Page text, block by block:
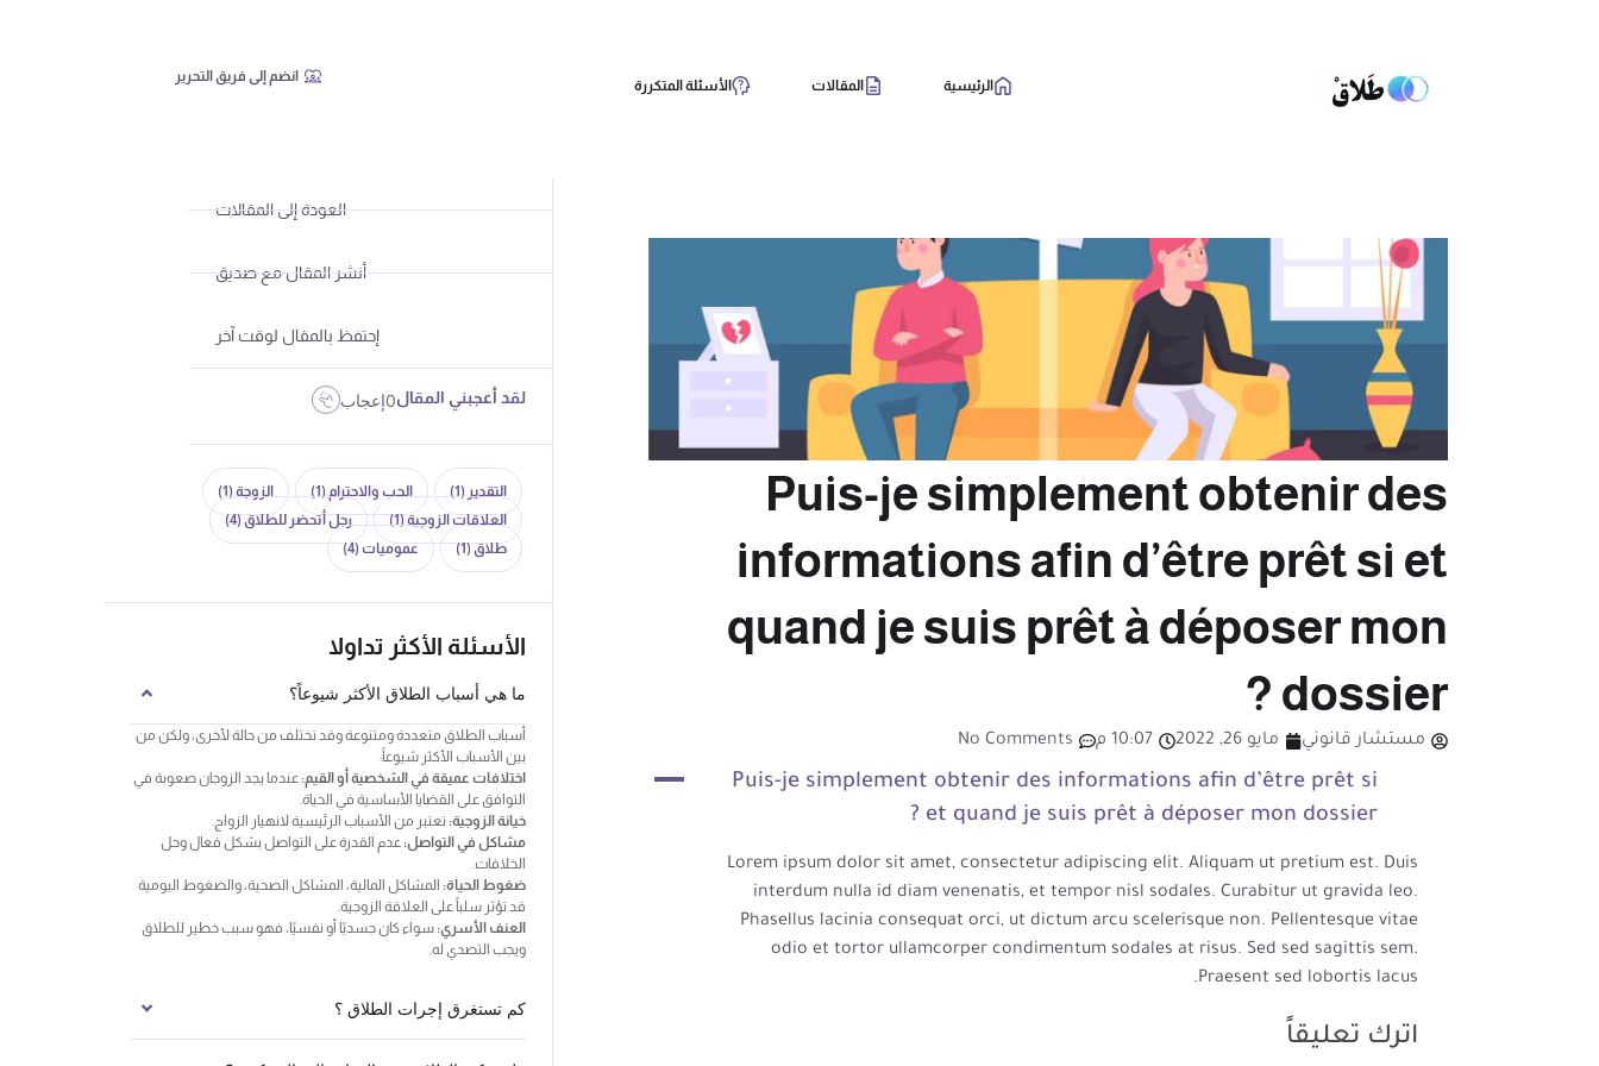
الرئيسية المقالات الأسئلة المتكررة
انضم إلى فريق التحرير
Puis-je simplement obtenir des
informations afin d’être prêt si et
quand je suis prêt à déposer mon
dossier ?
مستشار قانوني مايو 26, 2022 10:07 م No Comments
A
Puis-je simplement obtenir des informations afin d’être prêt si
et quand je suis prêt à déposer mon dossier ?
Lorem ipsum dolor sit amet, consectetur adipiscing elit. Aliquam ut pretium est. Duis
interdum nulla id diam venenatis, et tempor nisl sodales. Curabitur ut gravida leo.
Phasellus lacinia consequat orci, ut dictum arcu scelerisque non. Pellentesque vitae
odio et tortor ullamcorper condimentum sodales at risus. Sed sed sagittis sem.
Praesent sed lobortis lacus.
اترك تعليقاً
العودة إلى المقالات
أنشر المقال مع صديق
إحتفظ بالمقال لوقت آخر
لقد أعجبني المقال إعجاب0
التقدير (1) الحب والاحترام (1) الزوجة (1)
العلاقات الزوجية(1) رجل أتحضر للطلاق(4)
طلاق(1) عموميات (4)
الأسئلة الأكثر تداولا
ما هي أسباب الطلاق الأكثر شيوعاً؟
أسباب الطلاق متعددة ومتنوعة وقد تختلف من حالة لأخرى، ولكن من
بين الأسباب الأكثر شيوعاً:
اختلافات عميقة في الشخصية أو القيم: عندما يجد الزوجان صعوبة في
التوافق على القضايا الأساسية في الحياة.
خيانة الزوجية: تعتبر من الأسباب الرئيسية لانهيار الزواج.
مشاكل في التواصل: عدم القدرة على التواصل بشكل فعال وحل
الخلافات.
ضغوط الحياة: المشاكل المالية، المشاكل الصحية، والضغوط اليومية
قد تؤثر سلباً على العلاقة الزوجية.
العنف الأسري: سواء كان جسديًا أو نفسيًا، فهو سبب خطير للطلاق
ويجب التصدي له.
كم تستغرق إجرات الطلاق ؟